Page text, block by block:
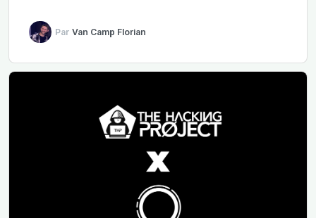
Par Van Camp Florian